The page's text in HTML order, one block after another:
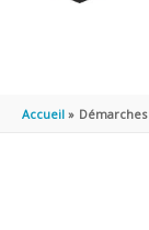
Accueil